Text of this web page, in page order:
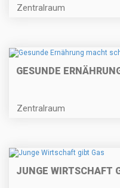
Zentralraum
GESUNDE
Zentralraum
JUNGE WIRTSCHAFT